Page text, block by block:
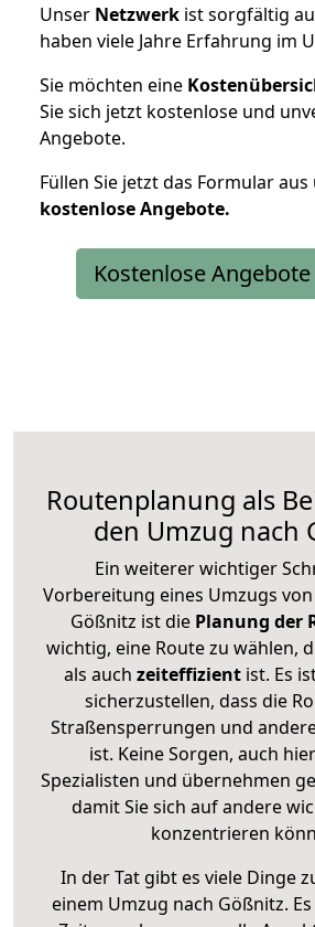
Unser Netzwerk ist sorgfältig
haben viele Jahre Erfahrung im
Sie möchten eine
Sie sich jetzt kostenlose und
Angebote.
Füllen Sie jetzt das Formular
kostenloseAngebote.
Kostenlose
Routenplanung als
den Umzug nach
Ein weiterer wichtiger
Vorbereitung eines Umzugs
Gößnitz ist diePlanung der
wichtig, eine Route zu wählen,
als auch zeiteffizientist. Es
sicherzustellen, dass die
Straßensperrungen und
ist. Keine Sorgen, auch
Spezialisten und übernehmen
damit Sie sich auf andere
konzentrieren
In der Tat gibt es viele Dinge
einem Umzug nach Gößnitz.